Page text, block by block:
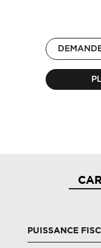
PUISSANCE